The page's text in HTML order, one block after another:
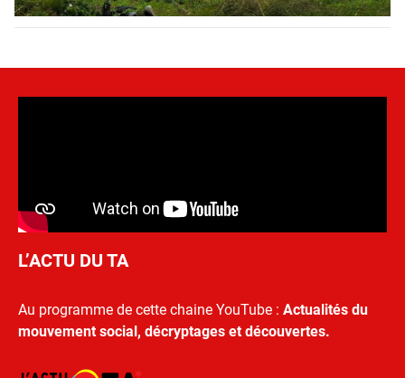
L’ACTU DU TA
Au programme de cette chaine YouTube : Actualités du
mouvement social, décryptages et découvertes.